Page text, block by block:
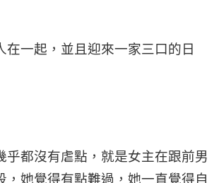
在一起，並且迎來一家三口的日
乎都沒有虐點，就是女主在跟前男
，她覺得有點難過，她一直覺得自